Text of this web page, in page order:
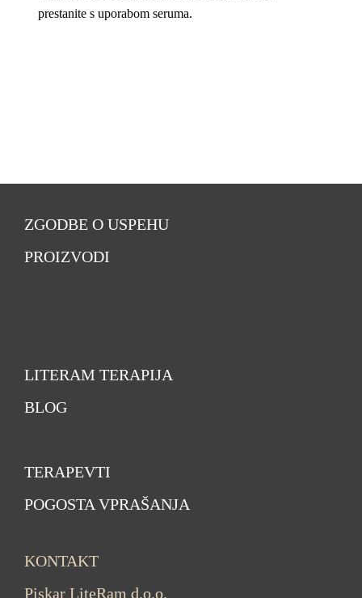
prestanite s uporabom seruma.
ZGODBE O USPEHU
PROIZVODI
LITERAM TERAPIJA
BLOG
TERAPEVTI
POGOSTA VPRAŠANJA
KONTAKT
Piskar LiteRam d.o.o.